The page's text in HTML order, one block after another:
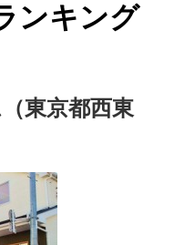
ンキング
東京都西東